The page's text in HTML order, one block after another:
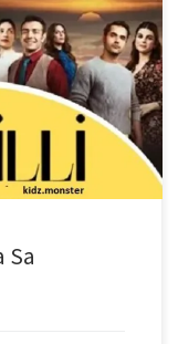
Sa